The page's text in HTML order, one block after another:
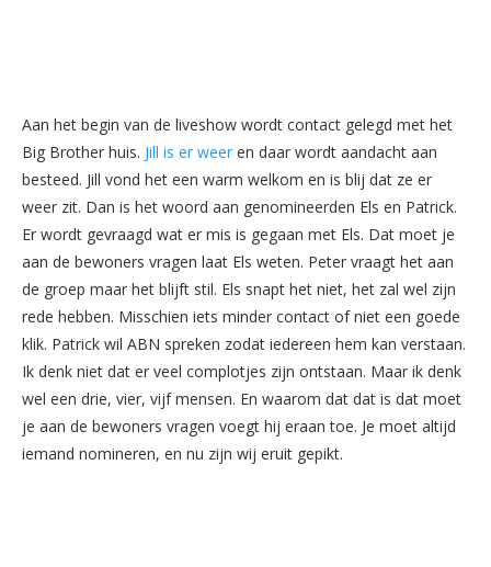
Aan het begin van de liveshow wordt contact gelegd met het
Big Brother huis. Jill is er weer en daar wordt aandacht aan
besteed. Jill vond het een warm welkom en is blij dat ze er
weer zit. Dan is het woord aan genomineerden Els en Patrick.
Er wordt gevraagd wat er mis is gegaan met Els. Dat moet je
aan de bewoners vragen laat Els weten. Peter vraagt het aan
de groep maar het blijft stil. Els snapt het niet, het zal wel zijn
rede hebben. Misschien iets minder contact of niet een goede
klik. Patrick wil ABN spreken zodat iedereen hem kan verstaan.
Ik denk niet dat er veel complotjes zijn ontstaan. Maar ik denk
wel een drie, vier, vijf mensen. En waarom dat dat is dat moet
je aan de bewoners vragen voegt hij eraan toe. Je moet altijd
iemand nomineren, en nu zijn wij eruit gepikt.